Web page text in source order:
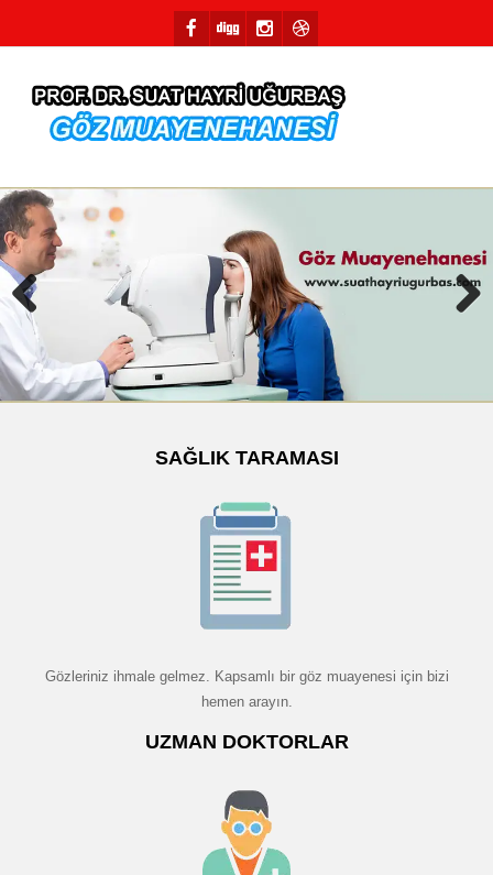
Previous
SAĞLIK TARAMASI
Gözleriniz ihmale gelmez. Kapsamlı bir göz muayenesi için bizi
hemen arayın.
UZMAN DOKTORLAR